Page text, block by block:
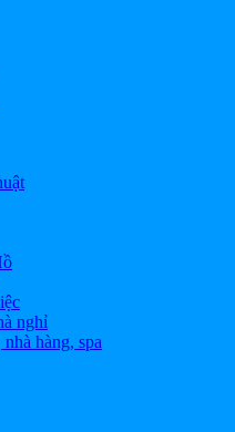
nghỉ
hàng, spa